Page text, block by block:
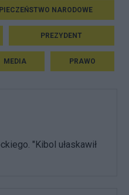
NARODOWE
PREZYDENT
MEDIA PRAWO
"Kibol ułaskawił